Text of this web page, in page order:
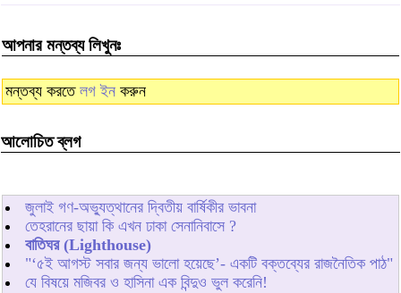
আপনার মন্তব্য লিখুনঃ
মন্তব্য করতে লগ ইন করুন
আলোচিত ব্লগ
জুলাই গণ-অভ্যুত্থানের দ্বিতীয় বার্ষিকীর ভাবনা
তেহরানের ছায়া কি এখন ঢাকা সেনানিবাসে ?
বাতিঘর (Lighthouse)
"‘৫ই আগস্ট সবার জন্য ভালো হয়েছে’- একটি বক্তব্যের রাজনৈতিক পাঠ"
যে বিষয়ে মজিবর ও হাসিনা এক বিন্দুও ভুল করেনি!